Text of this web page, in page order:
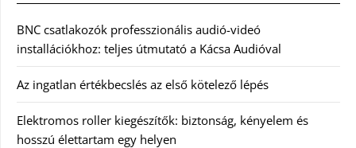
BNC csatlakozók professzionális audió-videó
installációkhoz: teljes útmutató a Kácsa Audióval
Az ingatlan értékbecslés az első kötelező lépés
Elektromos roller kiegészítők: biztonság, kényelem és
hosszú élettartam egy helyen